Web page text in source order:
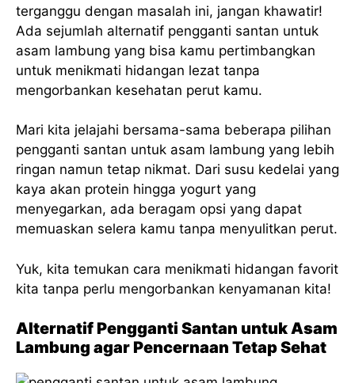
terganggu dengan masalah ini, jangan khawatir!
Ada sejumlah alternatif pengganti santan untuk
asam lambung yang bisa kamu pertimbangkan
untuk menikmati hidangan lezat tanpa
mengorbankan kesehatan perut kamu.
Mari kita jelajahi bersama-sama beberapa pilihan
pengganti santan untuk asam lambung yang lebih
ringan namun tetap nikmat. Dari susu kedelai yang
kaya akan protein hingga yogurt yang
menyegarkan, ada beragam opsi yang dapat
memuaskan selera kamu tanpa menyulitkan perut.
Yuk, kita temukan cara menikmati hidangan favorit
kita tanpa perlu mengorbankan kenyamanan kita!
Alternatif Pengganti Santan untuk Asam
Lambung agar Pencernaan Tetap Sehat